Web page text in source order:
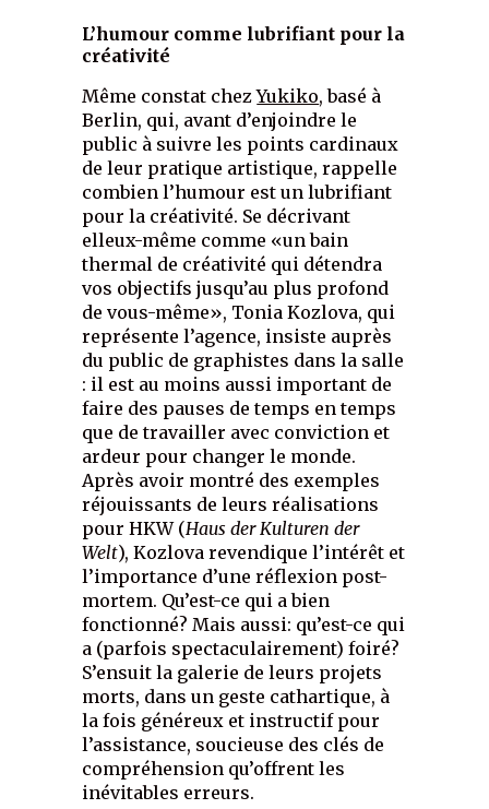
L’humour comme lubrifiant pour la
créativité
Même constat chezYukiko, basé à
Berlin, qui, avant d’enjoindre le
public à suivre les points cardinaux
de leur pratique artistique, rappelle
combien l’humour est un lubrifiant
pour la créativité. Se décrivant
elleux-même comme «un bain
thermal de créativité qui détendra
vos objectifs jusqu’au plus profond
de vous-même», Tonia Kozlova, qui
représente l’agence, insiste auprès
du public de graphistes dans la salle
: il est au moins aussi important de
faire des pauses de temps en temps
que de travailler avec conviction et
ardeur pour changer le monde.
Après avoir montré des exemples
réjouissants de leurs réalisations
pour HKW (Haus der Kulturen der
Welt), Kozlova revendique l’intérêt et
l’importance d’une réflexion post-
mortem. Qu’est-ce qui a bien
fonctionné? Mais aussi: qu’est-ce qui
a (parfois spectaculairement) foiré?
S’ensuit la galerie de leurs projets
morts, dans un geste cathartique, à
la fois généreux et instructif pour
l’assistance, soucieuse des clés de
compréhension qu’offrent les
inévitables erreurs.